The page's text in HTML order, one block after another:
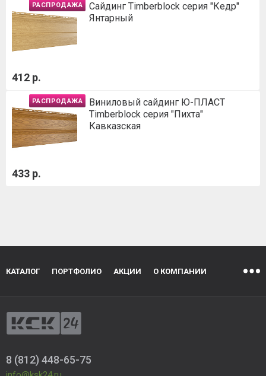
РАСПРОДАЖА
Сайдинг Timberblock серия "Кедр"
Янтарный
412 р.
РАСПРОДАЖА
Виниловый сайдинг Ю-ПЛАСТ
Timberblock серия "Пихта"
Кавказская
433 р.
КАТАЛОГ ПОРТФОЛИО АКЦИИ О КОМПАНИИ
8 (812) 448-65-75